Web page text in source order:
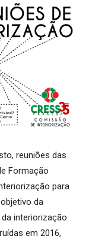
reuniões das
Formação
para
da
interiorização
em 2016,